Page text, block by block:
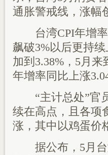
通胀警戒线，涨幅
台湾CPI年增率
飙破3%以后更持
加到3.38%，5月
年增率同比上涨
“主计总处”官员
续在高点，且各项
涨，其中以鸡蛋价
据公布，5月台